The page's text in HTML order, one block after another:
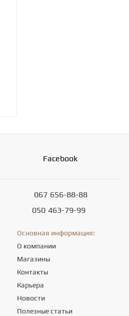
Facebook
067 656-88-88
050 463-79-99
Основная информация:
О компании
Магазины
Контакты
Карьера
Новости
Полезные статьи